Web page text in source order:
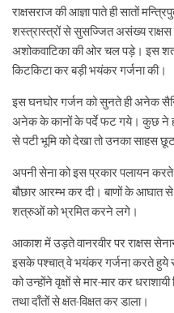
राक्षसराज की आज्ञा पाते ही सातों
शस्त्रास्त्रों से सुसज्जित असंख्य
अशोकवाटिका की ओर चल पड़े। इस
किटकिटा कर बड़ी भयंकर गर्जना की।
इस घनघोर गर्जन को सुनते ही अनेक
अनेक के कानों के पर्दे फट गये। कुछ ने
से पटी भूमि को देखा तो उनका साहस
अपनी सेना को इस प्रकार पलायन करते
बौछार आरम्भ कर दी। बाणों के
शत्रुओं को भ्रमित करने लगे।
आकाश में उड़ते वानरवीर पर राक्षस
इसके पश्चात् वे भयंकर गर्जना करते हुये
को उन्होंने वृक्षों से मार-मार कर
तथा दाँतों से क्षत-विक्षत कर डाला।